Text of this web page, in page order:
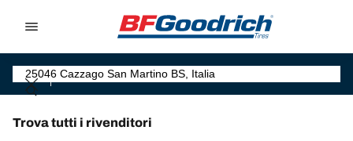
Trova tutti i rivenditori